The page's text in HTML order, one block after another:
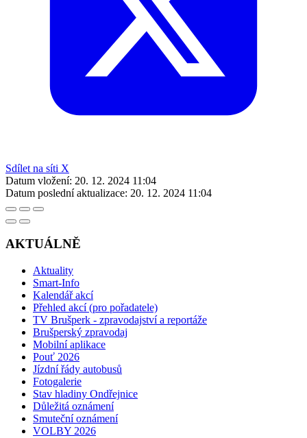
Sdílet na síti X
Datum vložení: 20. 12. 2024 11:04
Datum poslední aktualizace: 20. 12. 2024 11:04
AKTUÁLNĚ
Aktuality
Smart-Info
Kalendář akcí
Přehled akcí (pro pořadatele)
TV Brušperk - zpravodajství a reportáže
Brušperský zpravodaj
Mobilní aplikace
Pouť 2026
Jízdní řády autobusů
Fotogalerie
Stav hladiny Ondřejnice
Důležitá oznámení
Smuteční oznámení
VOLBY 2026